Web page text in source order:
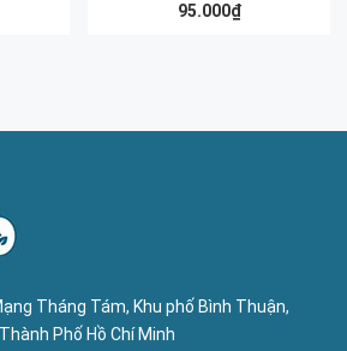
95.000₫
Tháng Tám, Khu phố Bình Thuận,
Phố Hồ Chí Minh